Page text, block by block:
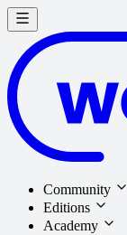
Community
Editions
Academy